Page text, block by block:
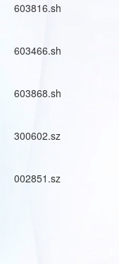
603816.sh
603466.sh
603868.sh
300602.sz
002851.sz